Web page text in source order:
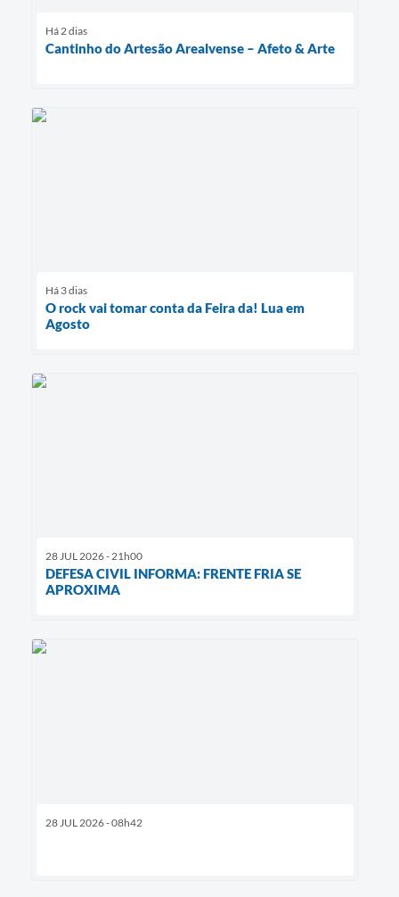
Há 2 dias
Cantinho do Artesão Arealvense – Afeto & Arte
Há 3 dias
O rock vai tomar conta da Feira da! Lua em
Agosto
28 JUL 2026 - 21h00
DEFESA CIVIL INFORMA: FRENTE FRIA SE
APROXIMA
28 JUL 2026 - 08h42